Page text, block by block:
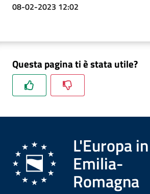
Approfondimenti
Contatti
Seguici
08-02-2023 12:02
Questa pagina ti è stata utile?
L'Europa in
Emilia-
Romagna